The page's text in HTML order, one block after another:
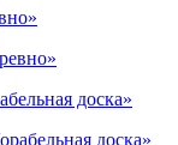
доска»